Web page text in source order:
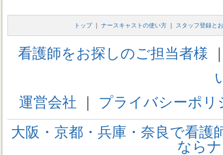
トップ｜ ナースキャストの使い方｜ スタッフ登録と
看護師をお探しのご担当者様
運営会社 ｜ プライバシーポリ
大阪・京都・兵庫・奈良で看
なら